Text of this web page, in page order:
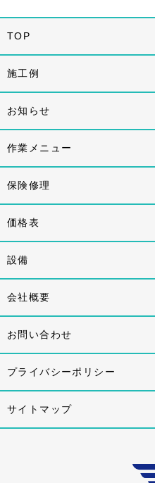
TOP
施工例
お知らせ
作業メニュー
保険修理
価格表
設備
会社概要
お問い合わせ
プライバシーポリシー
サイトマップ